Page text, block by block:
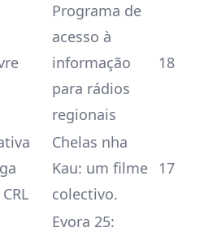
Programa de
acesso à
informação
para rádios
regionais
18
Chelas nha
Kau: um filme
colectivo.
17
Evora 25: